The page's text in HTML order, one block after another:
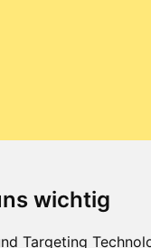
wichtig
Targeting